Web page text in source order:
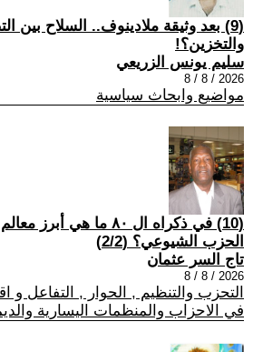
(9) بعد وثيقة ملادينوف.. السلاح بين
والتخزين؟!
سليم يونس الزريعي
2026 / 8 / 8
مواضيع وابحاث سياسية
(10) في ذكراه ال ٨٠ ما هي
الحزب الشيوعي؟ (2/2)
تاج السر عثمان
2026 / 8 / 8
التحزب والتنظيم , الحوار , التفاعل و
في الاحزاب والمنظمات اليسارية